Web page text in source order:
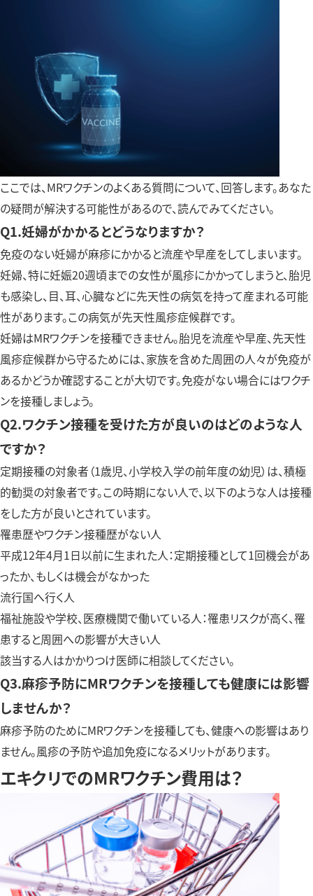
ここでは、MRワクチンのよくある質問について、回答します。あなた
の疑問が解決する可能性があるので、読んでみてください。
Q1.妊婦がかかるとどうなりますか？
免疫のない妊婦が麻疹にかかると流産や早産をしてしまいます。
妊婦、特に妊娠20週頃までの女性が風疹にかかってしまうと、胎児
も感染し、目、耳、心臓などに先天性の病気を持って産まれる可能
性があります。この病気が先天性風疹症候群です。
妊婦はMRワクチンを接種できません。胎児を流産や早産、先天性
風疹症候群から守るためには、家族を含めた周囲の人々が免疫が
あるかどうか確認することが大切です。免疫がない場合にはワクチ
ンを接種しましょう。
Q2.ワクチン接種を受けた方が良いのはどのような人
ですか？
定期接種の対象者（1歳児、小学校入学の前年度の幼児）は、積極
的勧奨の対象者です。この時期にない人で、以下のような人は接種
をした方が良いとされています。
罹患歴やワクチン接種歴がない人
平成12年4月1日以前に生まれた人：定期接種として1回機会があ
ったか、もしくは機会がなかった
流行国へ行く人
福祉施設や学校、医療機関で働いている人：罹患リスクが高く、罹
患すると周囲への影響が大きい人
該当する人はかかりつけ医師に相談してください。
Q3.麻疹予防にMRワクチンを接種しても健康には影響
しませんか？
麻疹予防のためにMRワクチンを接種しても、健康への影響はあり
ません。風疹の予防や追加免疫になるメリットがあります。
エキクリでのMRワクチン費用は？